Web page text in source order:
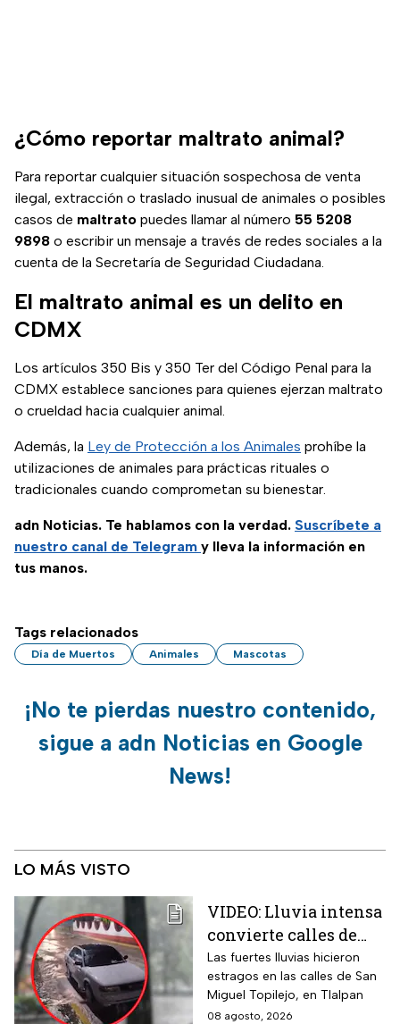
¿Cómo reportar maltrato animal?
Para reportar cualquier situación sospechosa de venta
ilegal, extracción o traslado inusual de animales o posibles
casos de maltrato puedes llamar al número 55 5208
9898 o escribir un mensaje a través de redes sociales a la
cuenta de la Secretaría de Seguridad Ciudadana.
El maltrato animal es un delito en
CDMX
Los artículos 350 Bis y 350 Ter del Código Penal para la
CDMX establece sanciones para quienes ejerzan maltrato
o crueldad hacia cualquier animal.
Además, la Ley de Protección a los Animales (se abre en
prohíbe la
utilizaciones de animales para prácticas rituales o
tradicionales cuando comprometan su bienestar.
adn Noticias. Te hablamos con la verdad. Suscríbete a
nuestro canal de Telegram y lleva la información en
tus manos.
Tags relacionados
Día de Muertos Animales Mascotas
¡No te pierdas nuestro contenido,
sigue a adn Noticias en Google
News!
LO MÁS VISTO
VIDEO: Lluvia intensa
convierte calles de
Tlalpan en ríos
Las fuertes lluvias hicieron
estragos en las calles de San
Miguel Topilejo, en Tlalpan
08 agosto, 2026